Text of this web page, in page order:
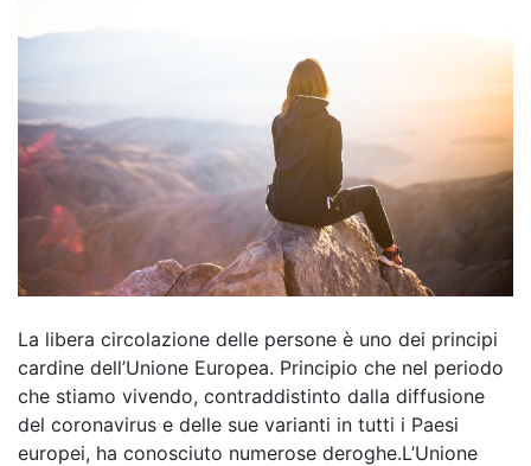
La libera circolazione delle persone è uno dei principi
cardine dell’Unione Europea. Principio che nel periodo
che stiamo vivendo, contraddistinto dalla diffusione
del coronavirus e delle sue varianti in tutti i Paesi
europei, ha conosciuto numerose deroghe.L’Unione